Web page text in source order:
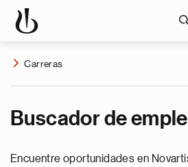
Carreras
Buscador de
Encuentre oportunidades en